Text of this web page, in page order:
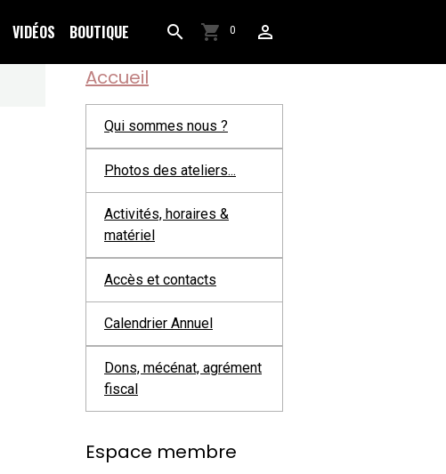
VIDÉOS BOUTIQUE 0
Accueil
Qui sommes nous ?
Photos des ateliers...
Activités, horaires &
matériel
Accès et contacts
Calendrier Annuel
Dons, mécénat, agrément
fiscal
Espace membre